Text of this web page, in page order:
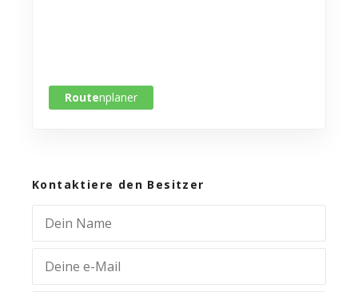
Routenplaner
Kontaktiere den Besitzer